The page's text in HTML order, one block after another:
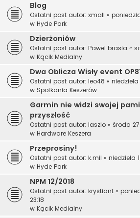
Blog
Ostatni post autor: xmall «
w Hyde Park
Dzierżoniów
Ostatni post autor: Pawel brasia «
w Kącik Medialny
Dwa Oblicza Wisły event
Ostatni post autor: leo48 « niedziela
w Spotkania Keszerów
Garmin nie widzi swojej
przyszłość
Ostatni post autor: laszlo « środa
w Hardware Keszera
Przeprosiny!
Ostatni post autor: k.mil « niedziela
w Hyde Park
NPM 12/2018
Ostatni post autor: krystiant «
23:18
w Kącik Medialny